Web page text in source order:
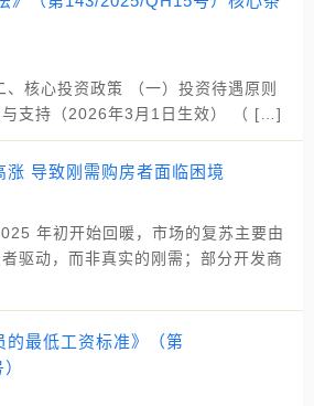
核心投资政策 （一）投资待遇原则
与支持（2026年3月1日生效） （ […]
涨 导致刚需购房者面临困境
年初开始回暖，市场的复苏主要由
驱动，而非真实的刚需；部分开发商
的最低工资标准》（第